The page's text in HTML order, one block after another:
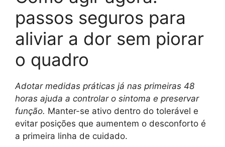
passos seguros para
aliviar a dor sem piorar
o quadro
Adotar medidas práticas já nas primeiras 48
horas ajuda a controlar o sintoma e preservar
função. Manter-se ativo dentro do tolerável e
evitar posições que aumentem o desconforto é
a primeira linha de cuidado.